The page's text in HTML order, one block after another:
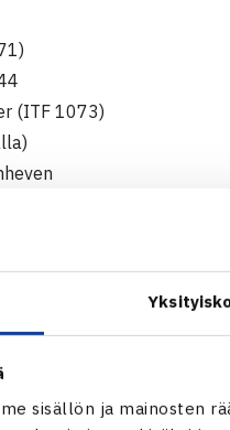
sisällön ja mainosten
(ITF 1073)
1789)